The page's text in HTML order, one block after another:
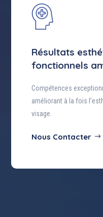
Résultats
fonctionnels
Compétences
améliorant à la fois
visage.
Nous Contacter